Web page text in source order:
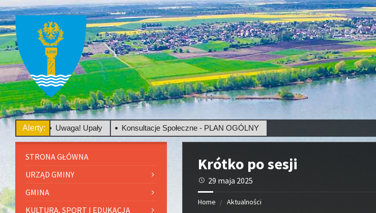
Alerty:Uwaga! Upały Konsultacje Społeczne - PLAN OGÓLNY
Krótko po sesji
29 maja 2025
Home Aktualności
STRONA GŁÓWNA
URZĄD GMINY
GMINA
KULTURA, SPORT I EDUKACJA